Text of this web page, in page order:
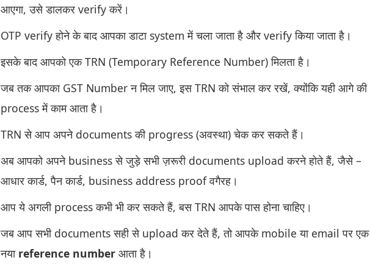
आएगा, उसे डालकर verify करें।
OTP verify होने के बाद आपका डाटा system में चला जाता है और verify किया जाता है।
इसके बाद आपको एक TRN (Temporary Reference Number) मिलता है।
जब तक आपका GST Number न मिल जाए, इस TRN को संभाल कर रखें, क्योंकि यही आगे की
process में काम आता है।
TRN से आप अपने documents की progress (अवस्था) चेक कर सकते हैं।
अब आपको अपने business से जुड़े सभी ज़रूरी documents upload करने होते हैं, जैसे –
आधार कार्ड, पैन कार्ड, business address proof वगैरह।
आप ये अगली process कभी भी कर सकते हैं, बस TRN आपके पास होना चाहिए।
जब आप सभी documents सही से upload कर देते हैं, तो आपके mobile या email पर एक
नया reference number आता है।